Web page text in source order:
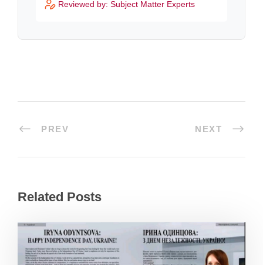
b
o
a
r
Reviewed by: Subject Matter Experts
PREV NEXT
Related Posts